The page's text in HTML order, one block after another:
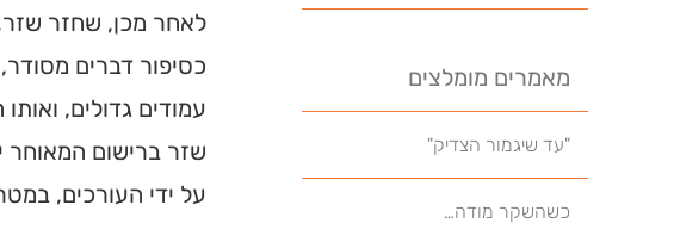
מאמרים מומלצים
"עד שיגמור הצדיק"
כשהשקר מודה…
לאחר מכן, שחזר
עמודים גדולים,
שזר ברישום
על ידי העורכים,